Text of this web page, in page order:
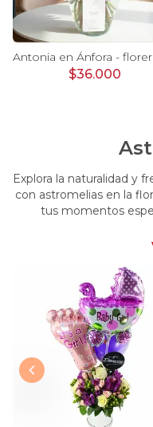
$36.000
Explora la naturalidad y
con astromelias en la
tus momentos